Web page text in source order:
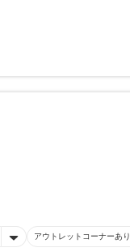
アウトレットコーナーあり